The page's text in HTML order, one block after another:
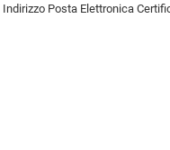
Indirizzo Posta Elettronica